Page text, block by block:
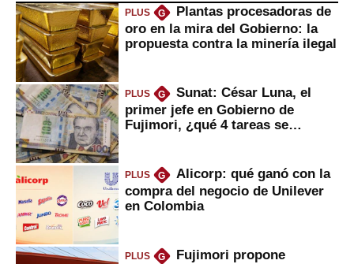
PLUS G
Plantas procesadoras de
oro en la mira del Gobierno: la
propuesta contra la minería ilegal
PLUS G
Sunat: César Luna, el
primer jefe en Gobierno de
Fujimori, ¿qué 4 tareas se
PLUS G
Alicorp: qué ganó con la
compra del negocio de Unilever
en Colombia
PLUS G
Fujimori propone